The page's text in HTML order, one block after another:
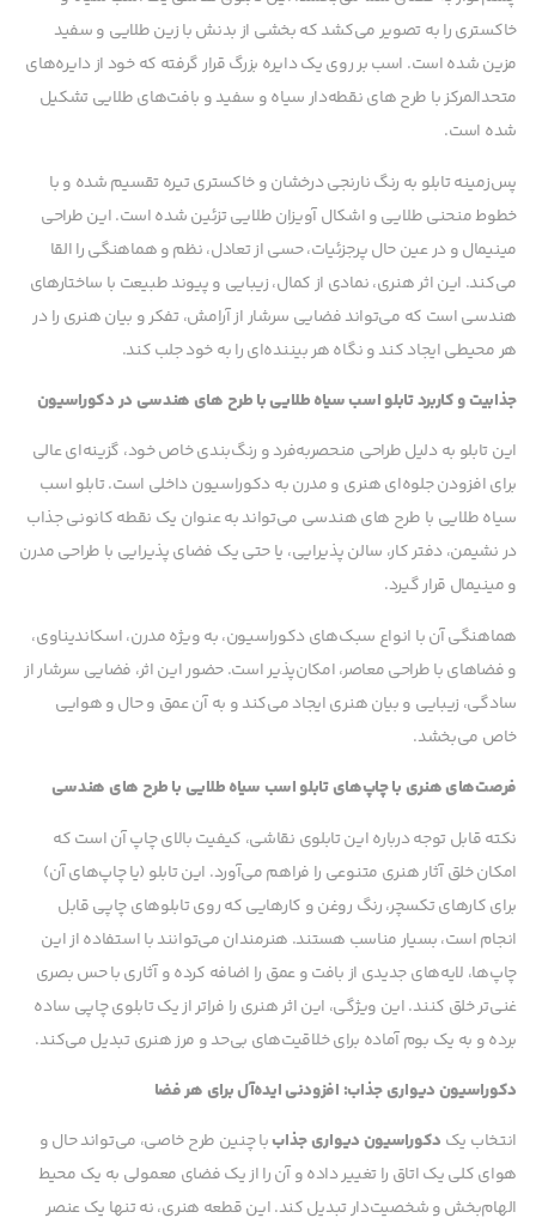
خاکستری را به تصویر می‌کشد که بخشی از بدنش با زین طلایی و سفید
مزین شده است. اسب بر روی یک دایره بزرگ قرار گرفته که خود از دایره‌های
متحدالمرکز با طرح های نقطه‌دار سیاه و سفید و بافت‌های طلایی تشکیل
شده است.
پس‌زمینه تابلو به رنگ نارنجی درخشان و خاکستری تیره تقسیم شده و با
خطوط منحنی طلایی و اشکال آویزان طلایی تزئین شده است. این طراحی
مینیمال و در عین حال پرجزئیات، حسی از تعادل، نظم و هماهنگی را القا
می‌کند. این اثر هنری، نمادی از کمال، زیبایی و پیوند طبیعت با ساختارهای
هندسی است که می‌تواند فضایی سرشار از آرامش، تفکر و بیان هنری را در
هر محیطی ایجاد کند و نگاه هر بیننده‌ای را به خود جلب کند.
جذابیت و کاربرد تابلو اسب سیاه طلایی با طرح های هندسی در دکوراسیون
این تابلو به دلیل طراحی منحصربه‌فرد و رنگ‌بندی خاص خود، گزینه‌ای عالی
برای افزودن جلوه‌ای هنری و مدرن به دکوراسیون داخلی است. تابلو اسب
سیاه طلایی با طرح های هندسی می‌تواند به عنوان یک نقطه کانونی جذاب
در نشیمن، دفتر کار، سالن پذیرایی، یا حتی یک فضای پذیرایی با طراحی مدرن
و مینیمال قرار گیرد.
هماهنگی آن با انواع سبک‌های دکوراسیون، به ویژه مدرن، اسکاندیناوی،
و فضاهای با طراحی معاصر، امکان‌پذیر است. حضور این اثر، فضایی سرشار از
سادگی، زیبایی و بیان هنری ایجاد می‌کند و به آن عمق و حال و هوایی
خاص می‌بخشد.
فرصت‌های هنری با چاپ‌های تابلو اسب سیاه طلایی با طرح های هندسی
نکته قابل توجه درباره این تابلوی نقاشی، کیفیت بالای چاپ آن است که
امکان خلق آثار هنری متنوعی را فراهم می‌آورد. این تابلو (یا چاپ‌های آن)
برای کارهای تکسچر، رنگ روغن و کارهایی که روی تابلوهای چاپی قابل
انجام است، بسیار مناسب هستند. هنرمندان می‌توانند با استفاده از این
چاپ‌ها، لایه‌های جدیدی از بافت و عمق را اضافه کرده و آثاری با حس بصری
غنی‌تر خلق کنند. این ویژگی، این اثر هنری را فراتر از یک تابلوی چاپی ساده
برده و به یک بوم آماده برای خلاقیت‌های بی‌حد و مرز هنری تبدیل می‌کند.
دکوراسیون دیواری جذاب: افزودنی ایده‌آل برای هر فضا
انتخاب یک دکوراسیون دیواری جذاببا چنین طرح خاصی، می‌تواند حال و
هوای کلی یک اتاق را تغییر داده و آن را از یک فضای معمولی به یک محیط
الهام‌بخش و شخصیت‌دار تبدیل کند. این قطعه هنری، نه تنها یک عنصر